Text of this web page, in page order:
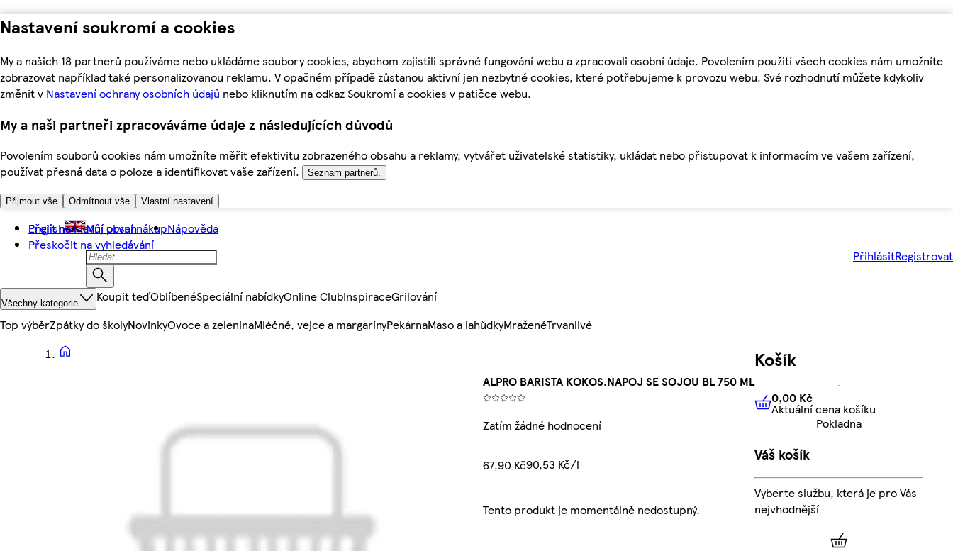
Nastavení soukromí a cookies
My a našich 18 partnerů používáme nebo ukládáme soubory cookies, abychom zajistili správné fungování webu a zpracovali osobní údaje. Povolením použití všech cookies nám umožníte
zobrazovat například také personalizovanou reklamu. V opačném případě zůstanou aktivní jen nezbytné cookies, které potřebujeme k provozu webu. Své rozhodnutí můžete kdykoliv
změnit v Nastavení ochrany osobních údajů nebo kliknutím na odkaz Soukromí a cookies v patičce webu.
My a naši partneři zpracováváme údaje z následujících důvodů
Povolením souborů cookies nám umožníte měřit efektivitu zobrazeného obsahu a reklamy, vytvářet uživatelské statistiky, ukládat nebo přistupovat k informacím ve vašem zařízení,
používat přesná data o poloze a identifikovat vaše zařízení.
Seznam partnerů.
Přijmout vše Odmítnout vše Vlastní nastavení
Přejít na hlavní obsah
Přeskočit na vyhledávání
English Můj první nákupNápověda
PřihlásitRegistrovat
Všechny kategorie Koupit teďOblíbenéSpeciální nabídkyOnline ClubInspiraceGrilování
Top výběrZpátky do školyNovinkyOvoce a zeleninaMléčné, vejce a margarínyPekárnaMaso a lahůdkyMraženéTrvanlivé
ALPRO BARISTA KOKOS.NAPOJ SE SOJOU BL 750 ML
Zatím žádné hodnocení
67,90 Kč90,53 Kč/l
Tento produkt je momentálně nedostupný.
Košík
0,00 KčAktuální cena košíku
0,00 Kč
Aktuální cena košíku
Pokladna
Váš košík
Vyberte službu, která je pro Vás
nejvhodnější